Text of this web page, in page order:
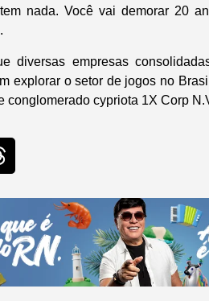
nada. Você vai demorar 20
diversas empresas
explorar o setor de jogos no
conglomerado cypriota 1X Corp